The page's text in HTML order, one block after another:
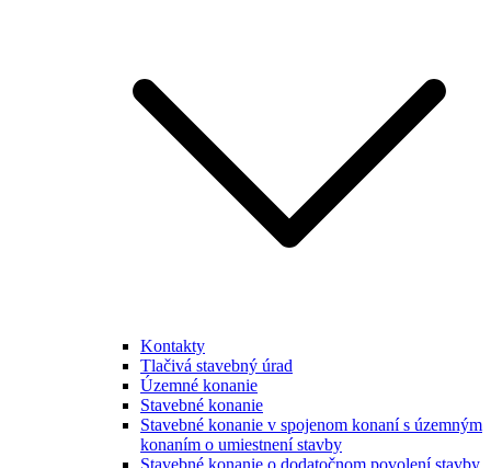
Kontakty
Tlačivá stavebný úrad
Územné konanie
Stavebné konanie
Stavebné konanie v spojenom konaní s územným
konaním o umiestnení stavby